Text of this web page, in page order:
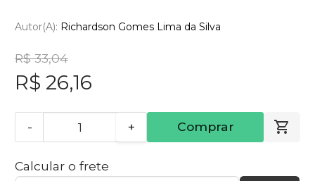
Autor(a): Richardson Gomes Lima da Silva
R$ 33,04
R$ 26,16
- + Comprar
Calcular o frete